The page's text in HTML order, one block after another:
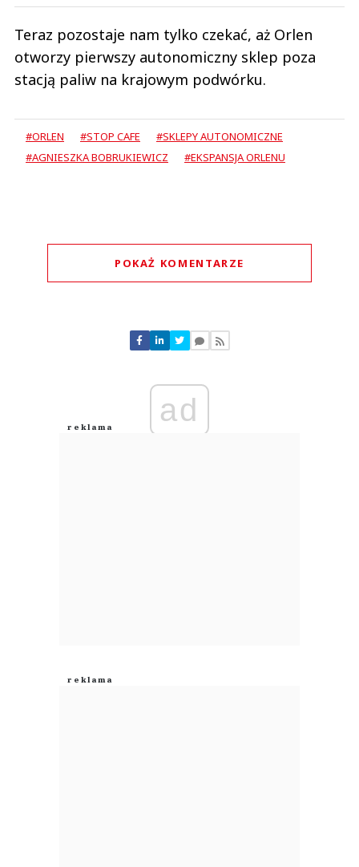
Teraz pozostaje nam tylko czekać, aż Orlen
otworzy pierwszy autonomiczny sklep poza
stacją paliw na krajowym podwórku.
#ORLEN #STOP CAFE
#SKLEPY AUTONOMICZNE
#AGNIESZKA BOBRUKIEWICZ
#EKSPANSJA ORLENU
POKAŻ KOMENTARZE
Nie znaleziono komentarzy
Zostaw swoje komentarze
Anuluj
ad